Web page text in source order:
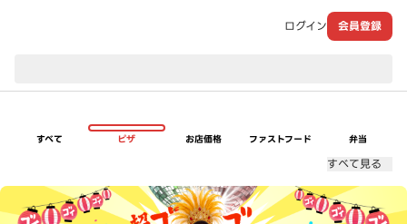
ログイン 会員登録
すべて ピザ お店価格 ファストフード 弁当
すべて見る
超ゴイゴイヤスー夏祭